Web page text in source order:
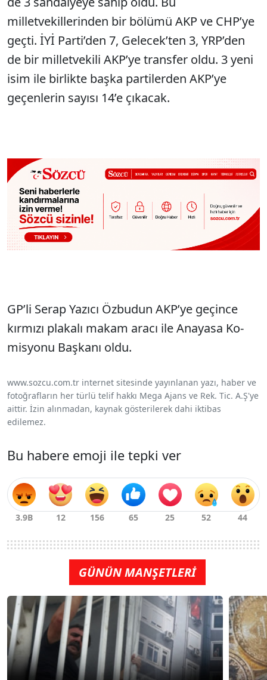
milletvekillerinden bir bölümü AKP ve CHP’ye
geçti. İYİ Parti’den 7, Gelecek’ten 3, YRP’den
de bir milletvekili AKP’ye transfer oldu. 3 yeni
isim ile birlikte başka partiler­den AKP’ye
geçenlerin sayısı 14’e çıkacak.
GP’li Serap Yazıcı Özbudun AKP’ye geçince
kırmızı plakalı makam aracı ile Anayasa Ko­
misyonu Başkanı oldu.
www.sozcu.com.tr internet sitesinde yayınlanan yazı, haber ve
fotoğrafların her türlü telif hakkı Mega Ajans ve Rek. Tic. A.Ş'ye
aittir. İzin alınmadan, kaynak gösterilerek dahi iktibas
edilemez.
Bu habere emoji ile tepki ver
GÜNÜN MANŞETLERİ